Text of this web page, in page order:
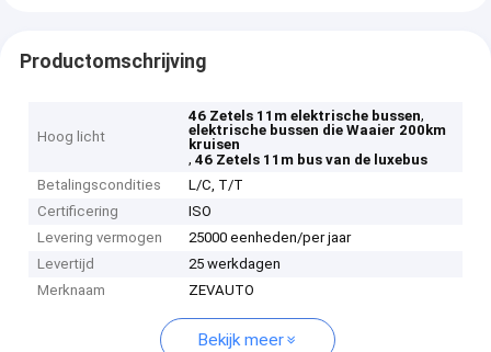
Productomschrijving
Hoog licht
46 Zetels 11m elektrische bussen,
elektrische bussen die Waaier 200km
kruisen
,46 Zetels 11m bus van de luxebus
Betalingscondities
L/C, T/T
Certificering
ISO
Levering vermogen
25000 eenheden/per jaar
Levertijd
25 werkdagen
Merknaam
ZEVAUTO
Bekijk meer